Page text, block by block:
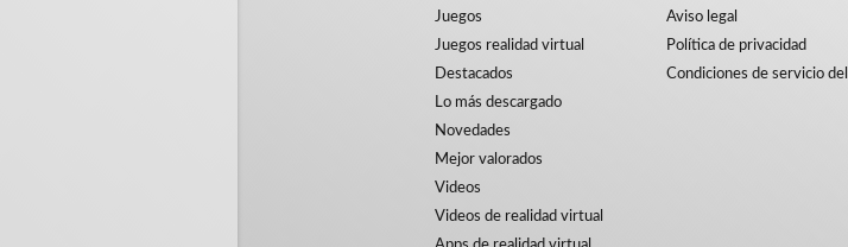
Juegos
Juegos realidad virtual
Destacados
Lo más descargado
Novedades
Mejor valorados
Videos
Videos de realidad virtual
Aviso legal
Política de privacidad
Condiciones de servicio